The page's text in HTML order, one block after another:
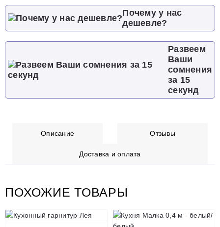
Почему у нас
дешевле?
Развеем
Ваши
сомнения
за 15
секунд
Описание Отзывы
Доставка и оплата
ПОХОЖИЕ ТОВАРЫ